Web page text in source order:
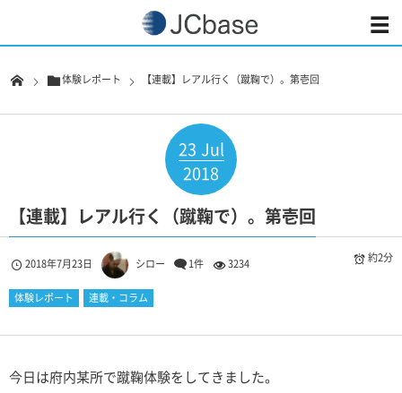
体験レポート 【連載】レアル行く（蹴鞠で）。第壱回
23 Jul
2018
【連載】レアル行く（蹴鞠で）。第壱回
2018年7月23日 シロー 1件 3234 約2分
体験レポート 連載・コラム
今日は府内某所で蹴鞠体験をしてきました。